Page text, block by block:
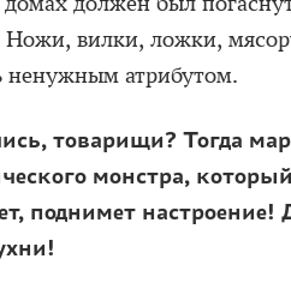
вилки, ложки,
ненужным атрибутом.
товарищи? Тогда
монстра,
поднимет настроение!